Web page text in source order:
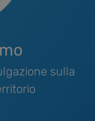
sulla